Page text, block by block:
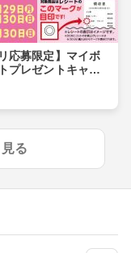
応募限定】マイボ
プレゼントキャン
る